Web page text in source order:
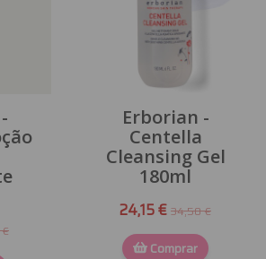
€
Erborian -
Centella
Cleansing Gel
180ml
24,15 € 34,50 €
Comprar